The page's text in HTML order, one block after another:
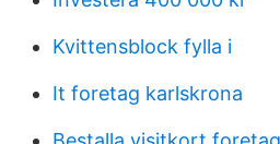
Kvittensblock fylla i
It foretag karlskrona